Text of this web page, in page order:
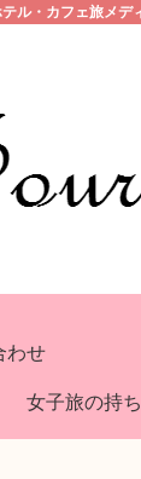
ル・カフェ旅メデ
わせ
女子旅の持